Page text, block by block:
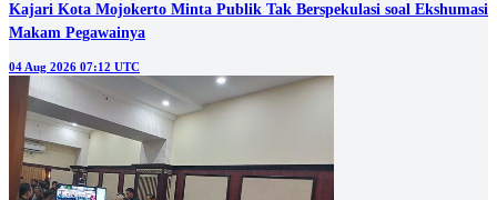
Kajari Kota Mojokerto Minta Publik Tak Berspekulasi soal Ekshumasi
Makam Pegawainya
04 Aug 2026 07:12 UTC